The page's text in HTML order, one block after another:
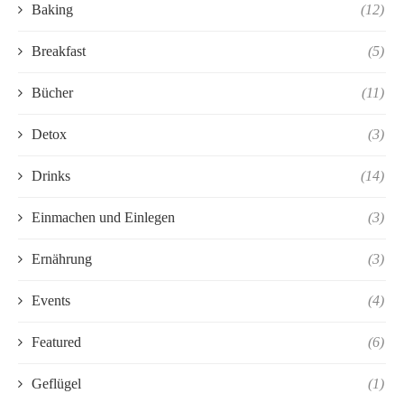
Baking (12)
Breakfast (5)
Bücher (11)
Detox (3)
Drinks (14)
Einmachen und Einlegen (3)
Ernährung (3)
Events (4)
Featured (6)
Geflügel (1)